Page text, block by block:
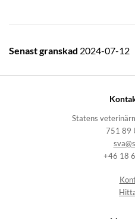
Senast granskad 2024-07-12
Statens
751 89
+46 18